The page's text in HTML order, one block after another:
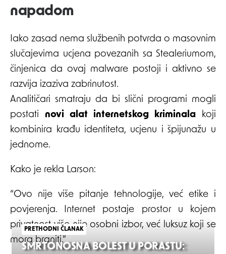
napadom
Iako zasad nema službenih potvrda o masovnim
slučajevima ucjena povezanih sa Stealeriumom,
činjenica da ovaj malware postoji i aktivno se
razvija izaziva zabrinutost.
Analitičari smatraju da bi slični programi mogli
postati novi alat internetskog kriminala koji
kombinira krađu identiteta, ucjenu i špijunažu u
jednome.
Kako je rekla Larson:
“Ovo nije više pitanje tehnologije, već etike i
povjerenja. Internet postaje prostor u kojem
privatnost više nije osobni izbor, već luksuz koji se
mora braniti.”
PRETHODNI ČLANAK
SMRTONOSNA BOLEST U PORASTU: